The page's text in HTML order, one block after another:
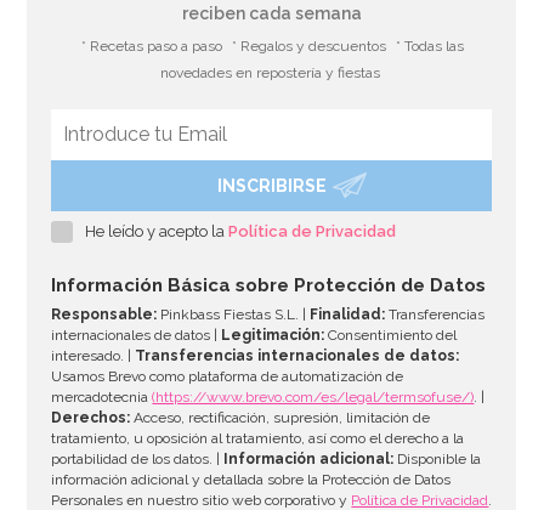
reciben cada semana
* Recetas paso a paso * Regalos y descuentos
* Todas las
novedades en repostería y fiestas
INSCRIBIRSE
He leído y acepto laPolítica de Privacidad
Información Básica sobre Protección de Datos
Responsable: Pinkbass Fiestas S.L. | Finalidad: Transferencias
internacionales de datos |
Legitimación: Consentimiento del
interesado. | Transferencias internacionales de datos:
Usamos Brevo como plataforma de automatización de
mercadotecnia(https://www.brevo.com/es/legal/termsofuse/). |
Derechos: Acceso, rectificación, supresión, limitación de
tratamiento, u oposición al tratamiento, así como el derecho a la
portabilidad de los datos. |
Información adicional: Disponible la
información adicional y detallada sobre la Protección de Datos
Personales en nuestro sitio web corporativo y Política de Privacidad.